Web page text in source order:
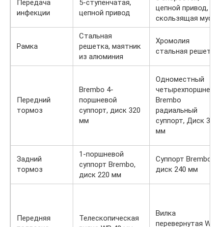
Передача
инфекции
5-ступенчатая,
цепной привод
цепной привод,
скользящая
Рамка
Стальная
решетка, маятник
из алюминия
Хромолия
стальная решетка
Передний
тормоз
Brembo 4-
поршневой
суппорт, диск 320
мм
Одноместный
Brembo
радиальный
суппорт, Диск 320
мм
Задний
тормоз
1-поршневой
суппорт Brembo,
диск 220 мм
Суппорт Brembo,
диск 240 мм
Передняя
Телескопическая
Вилка
перевернутая WP